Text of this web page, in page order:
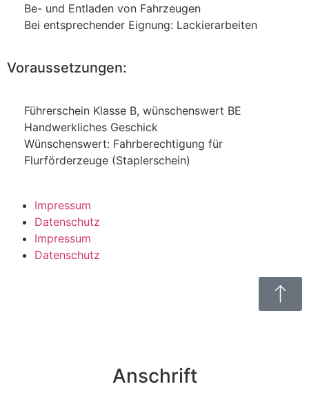
Be- und Entladen von Fahrzeugen
Bei entsprechender Eignung: Lackierarbeiten
Voraussetzungen:
Führerschein Klasse B, wünschenswert BE
Handwerkliches Geschick
Wünschenswert: Fahrberechtigung für
Flurförderzeuge (Staplerschein)
Impressum
Datenschutz
Impressum
Datenschutz
Anschrift